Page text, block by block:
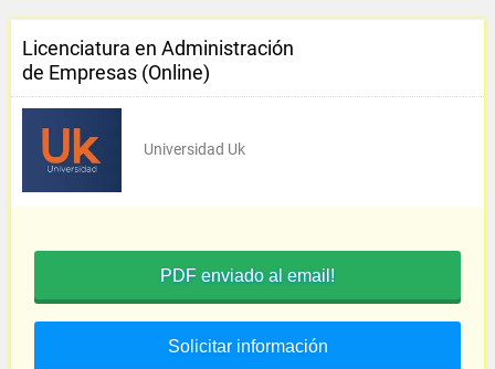
Licenciatura en Administración
de Empresas (Online)
Universidad Uk
PDF enviado al email!
Solicitar información